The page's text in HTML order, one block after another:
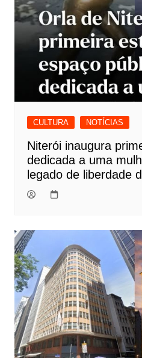
CULTURA NOTÍCIAS
Niterói inaugura
dedicada a uma
legado de liberdade